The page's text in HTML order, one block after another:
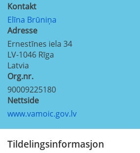
Kontakt
Elīna Brūniņa
Adresse
Ernestīnes iela 34
LV-1046 Rīga
Latvia
Org.nr.
90009225180
Nettside
www.vamoic.gov.lv
Tildelingsinformasjon